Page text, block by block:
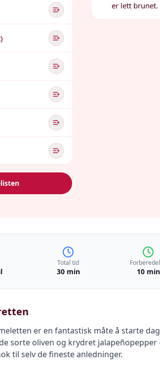
er lett
Total tid
30 min 10 min
er en fantastisk måte å starte
sorte oliven og krydret
til selv de fineste anledninger.